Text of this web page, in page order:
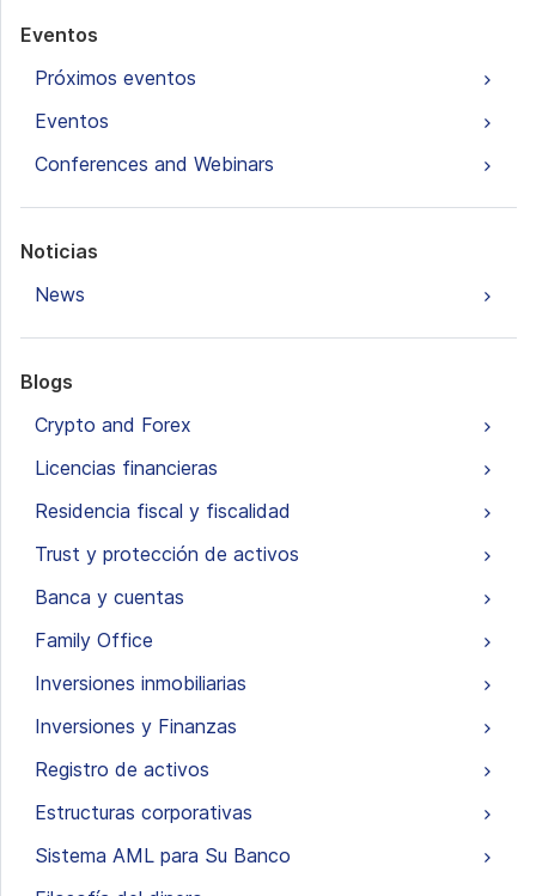
Eventos
Próximos eventos
Eventos
Conferences and Webinars
Noticias
News
Blogs
Crypto and Forex
Licencias financieras
Residencia fiscal y fiscalidad
Trust y protección de activos
Banca y cuentas
Family Office
Inversiones inmobiliarias
Inversiones y Finanzas
Registro de activos
Estructuras corporativas
Sistema AML para Su Banco